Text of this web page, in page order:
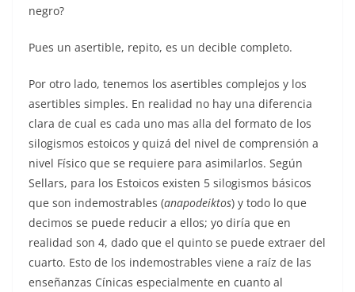
negro?
Pues un asertible, repito, es un decible completo.
Por otro lado, tenemos los asertibles complejos y los
asertibles simples. En realidad no hay una diferencia
clara de cual es cada uno mas alla del formato de los
silogismos estoicos y quizá del nivel de comprensión a
nivel Físico que se requiere para asimilarlos. Según
Sellars, para los Estoicos existen 5 silogismos básicos
que son indemostrables (anapodeiktos) y todo lo que
decimos se puede reducir a ellos; yo diría que en
realidad son 4, dado que el quinto se puede extraer del
cuarto. Esto de los indemostrables viene a raíz de las
enseñanzas Cínicas especialmente en cuanto al